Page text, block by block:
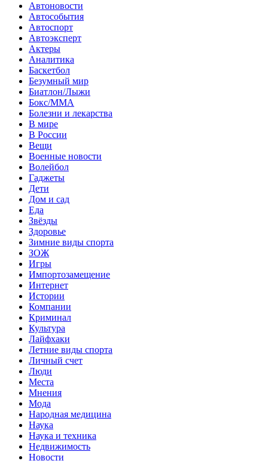
Автоновости
Автособытия
Автоспорт
Автоэксперт
Актеры
Аналитика
Баскетбол
Безумный мир
Биатлон/Лыжи
Бокс/MMA
Болезни и лекарства
В мире
В России
Вещи
Военные новости
Волейбол
Гаджеты
Дети
Дом и сад
Еда
Звёзды
Здоровье
Зимние виды спорта
ЗОЖ
Игры
Импортозамещение
Интернет
Истории
Компании
Криминал
Культура
Лайфхаки
Летние виды спорта
Личный счет
Люди
Места
Мнения
Мода
Народная медицина
Наука
Наука и техника
Недвижимость
Новости